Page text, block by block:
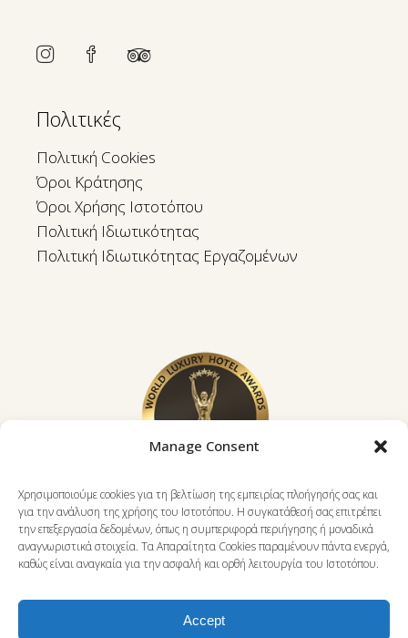
Manage Consent
Χρησιμοποιούμε cookies για τη βελτίωση της εμπειρίας πλοήγησής σας και
για την ανάλυση της χρήσης του Ιστοτόπου. Η συγκατάθεσή σας επιτρέπει
την επεξεργασία δεδομένων, όπως η συμπεριφορά περιήγησης ή μοναδικά
αναγνωριστικά στοιχεία. Τα Απαραίτητα Cookies παραμένουν πάντα ενεργά,
καθώς είναι αναγκαία για την ασφαλή και ορθή λειτουργία του Ιστοτόπου.
Accept
Πολιτικές
Πολιτική Cookies
Όροι Κράτησης
Όροι Χρήσης Ιστοτόπου
Πολιτική Ιδιωτικότητας
Πολιτική Ιδιωτικότητας Εργαζομένων